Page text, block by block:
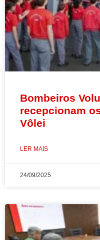
Bombeiros
recepcionam
Vôlei
LER MAIS
24/09/2025